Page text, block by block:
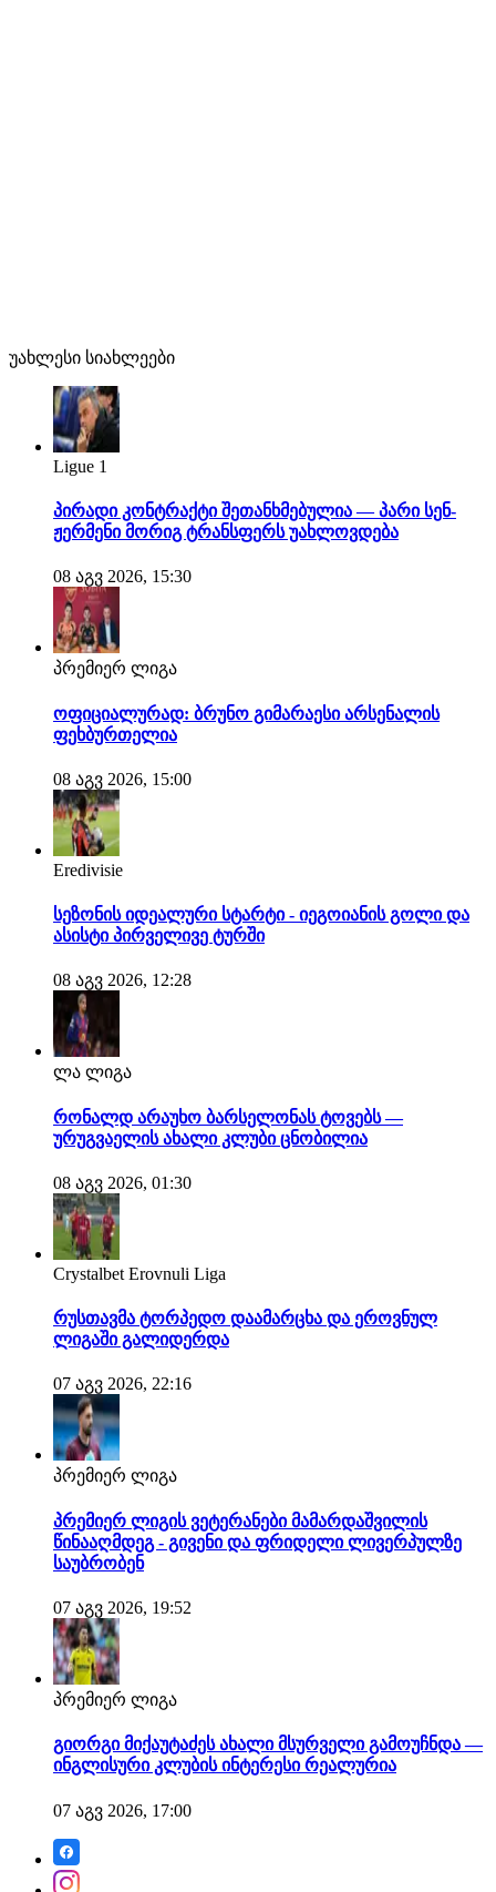
უახლესი სიახლეები
Ligue 1
პირადი კონტრაქტი შეთანხმებულია — პარი სენ-
ჟერმენი მორიგ ტრანსფერს უახლოვდება
08 აგვ 2026, 15:30
პრემიერ ლიგა
ოფიციალურად: ბრუნო გიმარაესი არსენალის
ფეხბურთელია
08 აგვ 2026, 15:00
Eredivisie
სეზონის იდეალური სტარტი - იეგოიანის გოლი და
ასისტი პირველივე ტურში
08 აგვ 2026, 12:28
ლა ლიგა
რონალდ არაუხო ბარსელონას ტოვებს —
ურუგვაელის ახალი კლუბი ცნობილია
08 აგვ 2026, 01:30
Crystalbet Erovnuli Liga
რუსთავმა ტორპედო დაამარცხა და ეროვნულ
ლიგაში გალიდერდა
07 აგვ 2026, 22:16
პრემიერ ლიგა
პრემიერ ლიგის ვეტერანები მამარდაშვილის
წინააღმდეგ - გივენი და ფრიდელი ლივერპულზე
საუბრობენ
07 აგვ 2026, 19:52
პრემიერ ლიგა
გიორგი მიქაუტაძეს ახალი მსურველი გამოუჩნდა —
ინგლისური კლუბის ინტერესი რეალურია
07 აგვ 2026, 17:00